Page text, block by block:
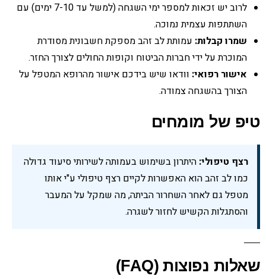
לרוב יש זכאות למספר ימי השגחה (למשל עד 7-10 ימים) עם
השתתפות עצמית נמוכה.
שמרו קבלות: עמותת לב זהב מספקת חשבונית מסודרת
המוכרת על ידי חברות הביטוח וקופות החולים לצורך החזר.
אישור רפואי: וודאו שיש בידכם אישור מהרופא המטפל על
הצורך בהשגחה צמודה.
טיפ של מומחים
רצף טיפולי: היתרון בשימוש בעמותה לשירותי סיעוד גדולה
כמו לב זהב הוא האפשרות לקיים רצף טיפולי ע"י אותו
מטפל גם לאחר השחרור הביתה, מה שמקל על המעבר
והסתגלות הקשיש לחזור לשגרה.
שאלות נפוצות (FAQ)